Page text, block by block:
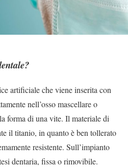
artificiale che viene inserita con
nell’osso mascellare o
forma di una vite. Il materiale di
il titanio, in quanto è ben tollerato
resistente. Sull’impianto
dentaria, fissa o rimovibile.